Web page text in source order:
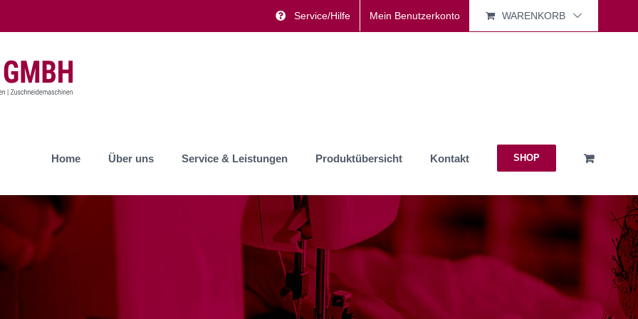
Service/Hilfe Mein Benutzerkonto WARENKORB
Home Über uns Service & Leistungen Produktübersicht Kontakt SHOP